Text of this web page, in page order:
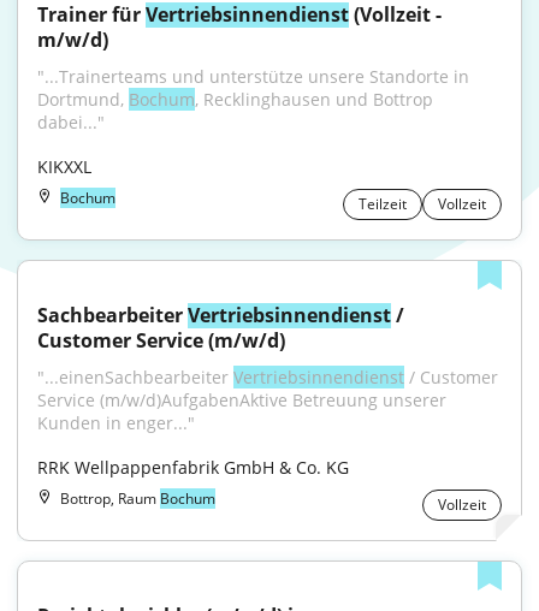
Trainer für Vertriebsinnendienst (Vollzeit -
m/w/d)
"...Trainerteams und unterstütze unsere Standorte in
Dortmund, Bochum, Recklinghausen und Bottrop
dabei..."
KIKXXL
Bochum Teilzeit Vollzeit
Sachbearbeiter Vertriebsinnendienst /
Customer Service (m/w/d)
"...einenSachbearbeiter Vertriebsinnendienst / Customer
Service (m/w/d)AufgabenAktive Betreuung unserer
Kunden in enger..."
RRK Wellpappenfabrik GmbH & Co. KG
Bottrop, Raum Bochum Vollzeit